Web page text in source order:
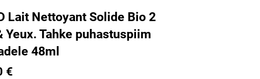
Lait Nettoyant Solide Bio 2
Yeux. Tahke puhastuspiim
48ml
€